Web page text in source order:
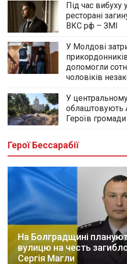
Під час
ресторані
ВКС рф – ЗМІ
У Молдові
допомогли
чоловіків
У
облаштовують
Героїв громади
Герої Бессарабії
На Болградщині
вулицю на честь
Сергія Магли